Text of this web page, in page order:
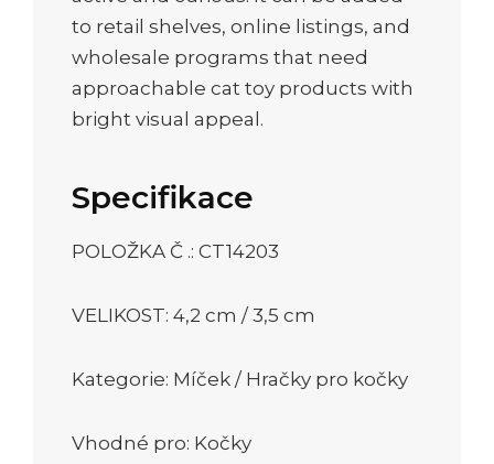
to retail shelves, online listings, and
wholesale programs that need
approachable cat toy products with
bright visual appeal.
Specifikace
POLOŽKA Č .: CT14203
VELIKOST: 4,2 cm / 3,5 cm
Kategorie: Míček / Hračky pro kočky
Vhodné pro: Kočky